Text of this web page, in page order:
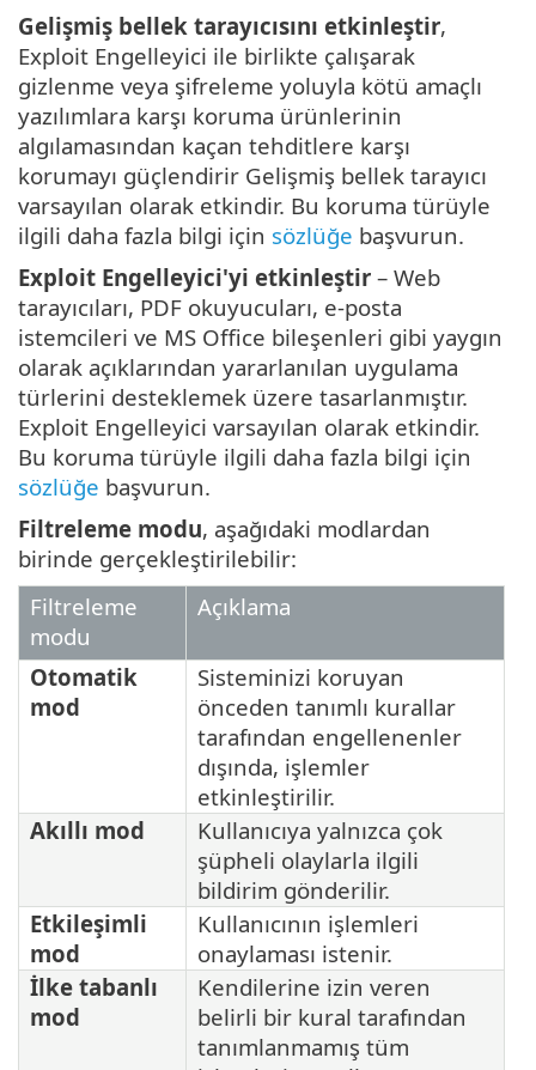
Gelişmiş bellek tarayıcısını etkinleştir,
Exploit Engelleyici ile birlikte çalışarak
gizlenme veya şifreleme yoluyla kötü amaçlı
yazılımlara karşı koruma ürünlerinin
algılamasından kaçan tehditlere karşı
korumayı güçlendirir Gelişmiş bellek tarayıcı
varsayılan olarak etkindir. Bu koruma türüyle
ilgili daha fazla bilgi için sözlüğe başvurun.
Exploit Engelleyici'yi etkinleştir – Web
tarayıcıları, PDF okuyucuları, e-posta
istemcileri ve MS Office bileşenleri gibi yaygın
olarak açıklarından yararlanılan uygulama
türlerini desteklemek üzere tasarlanmıştır.
Exploit Engelleyici varsayılan olarak etkindir.
Bu koruma türüyle ilgili daha fazla bilgi için
sözlüğe başvurun.
Filtreleme modu, aşağıdaki modlardan
birinde gerçekleştirilebilir:
Filtreleme
modu
Açıklama
Otomatik
mod
Sisteminizi koruyan
önceden tanımlı kurallar
tarafından engellenenler
dışında, işlemler
etkinleştirilir.
Akıllı mod
Kullanıcıya yalnızca çok
şüpheli olaylarla ilgili
bildirim gönderilir.
Etkileşimli
mod
Kullanıcının işlemleri
onaylaması istenir.
İlke tabanlı
mod
Kendilerine izin veren
belirli bir kural tarafından
tanımlanmamış tüm